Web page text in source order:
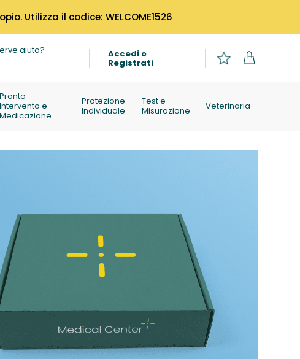
Utilizza il codice: WELCOME1526
aiuto?
Accedi o
Registrati
Pronto
Intervento e
Medicazione
Protezione
Individuale
Test e
Misurazione
Veterinaria